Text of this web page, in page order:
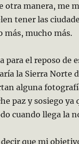
otra manera, me
tener las
más, mucho más.
para el reposo de
la Sierra Norte
alguna
paz y sosiego
cuando llega la
que mi